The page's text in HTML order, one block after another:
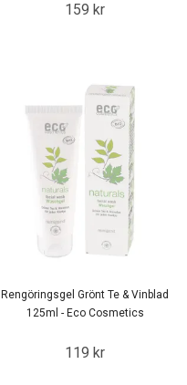
159 kr
Rengöringsgel Grönt Te & Vinblad
125ml - Eco Cosmetics
119 kr